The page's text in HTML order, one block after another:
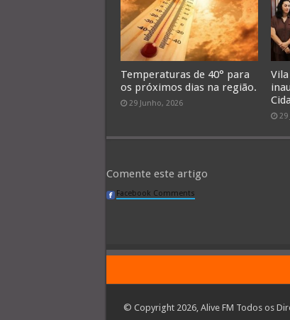
Temperaturas de 40° para
os próximos dias na região.
29 Junho, 2026
29
Comente este artigo
Facebook Comments
© Copyright 2026, Alive FM Todos os